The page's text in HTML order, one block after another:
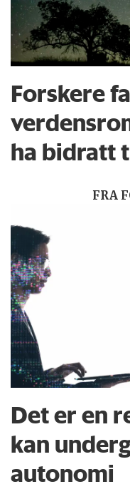
Forskere
ha bidratt
FRA
Det er en
kan
autonomi